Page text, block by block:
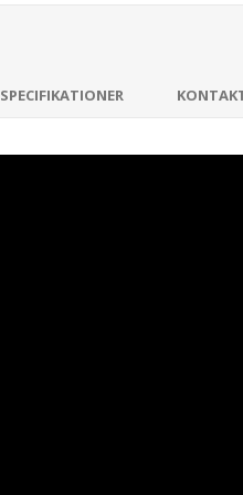
SPECIFIKATIONER